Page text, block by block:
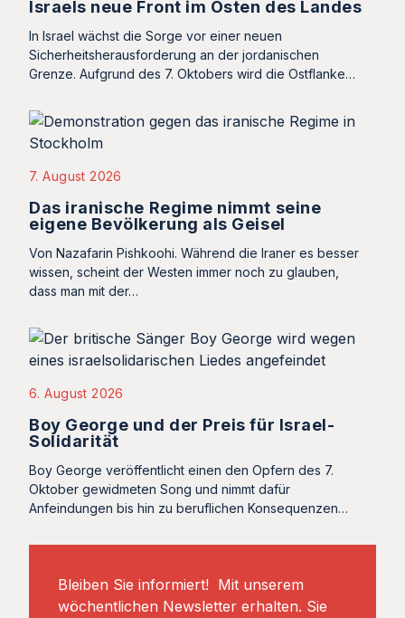
Israels neue Front im Osten des Landes
In Israel wächst die Sorge vor einer neuen
Sicherheitsherausforderung an der jordanischen
Grenze. Aufgrund des 7. Oktobers wird die Ostflanke…
7. August 2026
Das iranische Regime nimmt seine
eigene Bevölkerung als Geisel
Von Nazafarin Pishkoohi. Während die Iraner es besser
wissen, scheint der Westen immer noch zu glauben,
dass man mit der…
6. August 2026
Boy George und der Preis für Israel-
Solidarität
Boy George veröffentlicht einen den Opfern des 7.
Oktober gewidmeten Song und nimmt dafür
Anfeindungen bis hin zu beruflichen Konsequenzen…
Bleiben Sie informiert! Mit unserem
wöchentlichen Newsletter erhalten. Sie